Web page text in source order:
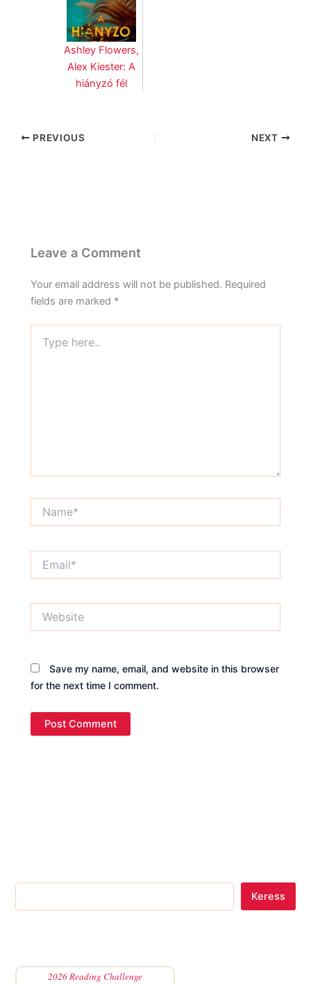
Ashley Flowers,
Alex Kiester: A
hiányzó fél
PREVIOUS NEXT
Leave a Comment
Your email address will not be published. Required
fields are marked *
here..
Save my name, email, and website in this browser
for the next time I comment.
Keress
2026 Reading Challenge